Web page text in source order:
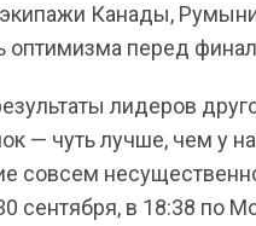
Канады,
оптимизма перед
лидеров
— чуть лучше, чем у
совсем
сентября, в 18:38 по